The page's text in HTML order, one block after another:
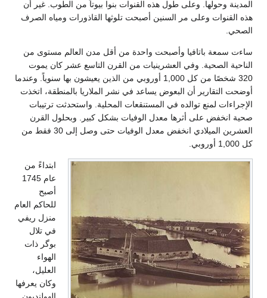
المدينة وحولها. وعلى طول هذه القنوات بنوا بيوتاً من الطوب. غير أن
هذه القنوات وعلى مر السنين أصبحت تلوثها القاذورات ومياه الصرف
الصحي.
ساءت سمعة باتافيا وأصبحت واحدة من أقل مدن العالم مستوى من
الناحية الصحية. وفي العشرينيات من القرن التاسع عشر كان يموت
320 شخصًا من كل 1,000 أوروبي من الذين يعيشون بها سنوياً. وعندما
أوضحت التقارير أن البعوض يساعد في نشر الملاريا بالمنطقة، اتخذت
الإجراءات لمنع توالده في المستنقعات المحلية. واستحدثت ترتيبات
صحية انخفض على أثرها معدل الوفيات بشكل كبير. وبحلول القرن
العشرين الميلادي انخفض معدل الوفيات حتى وصل إلى 30 فقط من
كل 1,000 أوروبي.
ابتداءً من
عام 1745
أصبح
للحاكم العام
منزل ريفي
في تلال
بوگر ذات
الهواء
العليل،
وكان يعرفها